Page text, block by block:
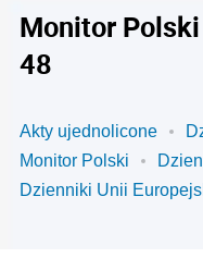
Monitor
48
Akty ujednolicone
Monitor Polski
Dzienniki Unii